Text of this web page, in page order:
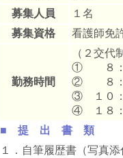
募集人員
１名
募集資格
看護師免
勤務時間
（２交代
① ８：
② ８：
③ １０：
④ １８：
■ 提 出 書 類
１．自筆履歴書（写真